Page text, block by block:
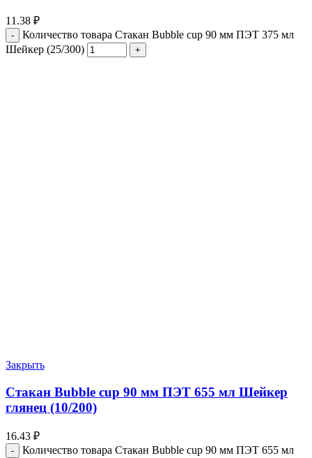
11.38 ₽
Количество товара Стакан Bubble cup 90 мм ПЭТ 375 мл
Шейкер (25/300)
Закрыть
Стакан Bubble cup 90 мм ПЭТ 655 мл Шейкер
глянец (10/200)
16.43 ₽
Количество товара Стакан Bubble cup 90 мм ПЭТ 655 мл